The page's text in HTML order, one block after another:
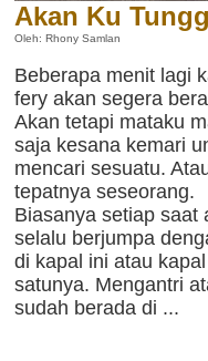
Akan Ku
Oleh: Rhony Samlan
Beberapa menit lagi
fery akan segera
Akan tetapi mataku
saja kesana kemari
mencari sesuatu.
tepatnya seseorang.
Biasanya setiap saat
selalu berjumpa
di kapal ini atau kapal
satunya. Mengantri
sudah berada di ...